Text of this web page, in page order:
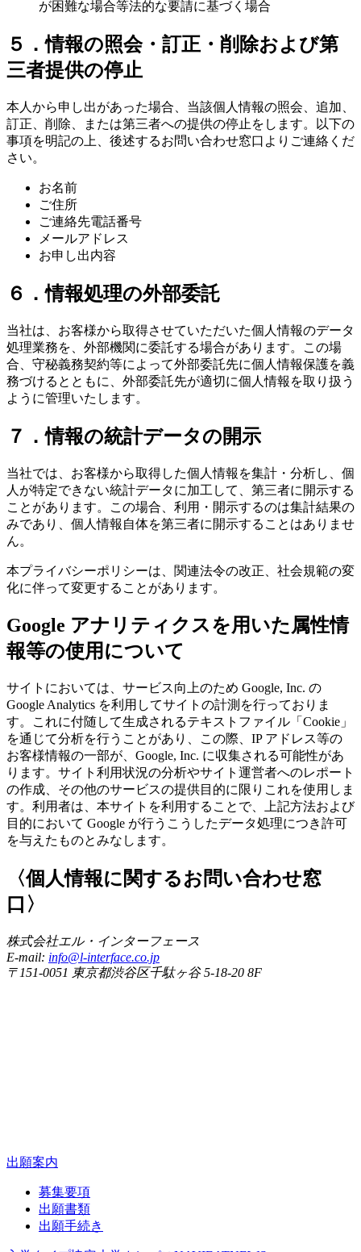
が困難な場合等法的な要請に基づく場合
５．情報の照会・訂正・削除および第
三者提供の停止
本人から申し出があった場合、当該個人情報の照会、追加、
訂正、削除、または第三者への提供の停止をします。以下の
事項を明記の上、後述するお問い合わせ窓口よりご連絡くだ
さい。
お名前
ご住所
ご連絡先電話番号
メールアドレス
お申し出内容
６．情報処理の外部委託
当社は、お客様から取得させていただいた個人情報のデータ
処理業務を、外部機関に委託する場合があります。この場
合、守秘義務契約等によって外部委託先に個人情報保護を義
務づけるとともに、外部委託先が適切に個人情報を取り扱う
ように管理いたします。
７．情報の統計データの開示
当社では、お客様から取得した個人情報を集計・分析し、個
人が特定できない統計データに加工して、第三者に開示する
ことがあります。この場合、利用・開示するのは集計結果の
みであり、個人情報自体を第三者に開示することはありませ
ん。
本プライバシーポリシーは、関連法令の改正、社会規範の変
化に伴って変更することがあります。
Google アナリティクスを用いた属性情
報等の使用について
サイトにおいては、サービス向上のため Google, Inc. の
Google Analytics を利用してサイトの計測を行っておりま
す。これに付随して生成されるテキストファイル「Cookie」
を通じて分析を行うことがあり、この際、IP アドレス等の
お客様情報の一部が、Google, Inc. に収集される可能性があ
ります。サイト利用状況の分析やサイト運営者へのレポート
の作成、その他のサービスの提供目的に限りこれを使用しま
す。利用者は、本サイトを利用することで、上記方法および
目的において Google が行うこうしたデータ処理につき許可
を与えたものとみなします。
〈個人情報に関するお問い合わせ窓
口〉
株式会社エル・インターフェース
E-mail: info@l-interface.co.jp
〒151-0051 東京都渋谷区千駄ヶ谷 5-18-20 8F
出願案内
募集要項
出願書類
出願手続き